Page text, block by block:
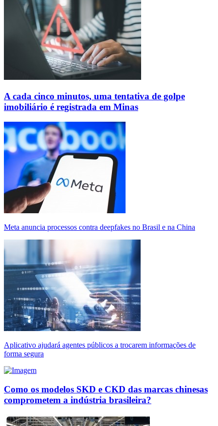
A cada cinco minutos, uma tentativa de golpe
imobiliário é registrada em Minas
Meta anuncia processos contra deepfakes no Brasil e na China
Aplicativo ajudará agentes públicos a trocarem informações de
forma segura
Como os modelos SKD e CKD das marcas chinesas
comprometem a indústria brasileira?